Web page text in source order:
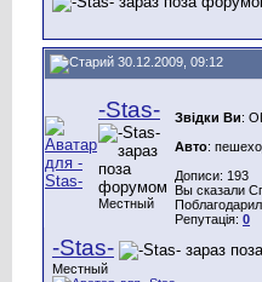
30.12.2009, 09:12
-Stas-
Местный
Звідки Ви:
Авто:
Дописи: 193
Вы сказали
Репутація: 0
-Stas-
Местный